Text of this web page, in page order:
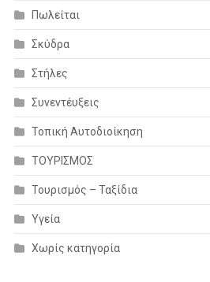
Πωλείται
Σκύδρα
Στήλες
Συνεντέυξεις
Τοπική Αυτοδιοίκηση
ΤΟΥΡΙΣΜΟΣ
Τουρισμός – Ταξίδια
Υγεία
Χωρίς κατηγορία